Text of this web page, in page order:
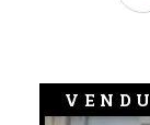
VENDU